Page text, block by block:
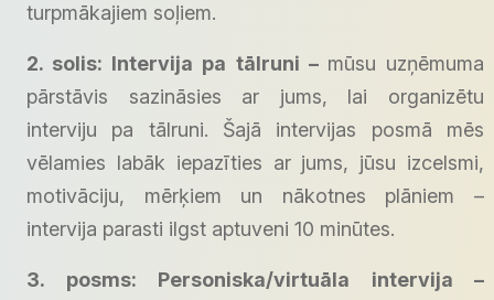
turpmākajiem soļiem.
2. solis: Intervija pa tālruni – mūsu uzņēmuma
pārstāvis sazināsies ar jums, lai organizētu
interviju pa tālruni. Šajā intervijas posmā mēs
vēlamies labāk iepazīties ar jums, jūsu izcelsmi,
motivāciju, mērķiem un nākotnes plāniem –
intervija parasti ilgst aptuveni 10 minūtes.
3. posms: Personiska/virtuāla intervija –